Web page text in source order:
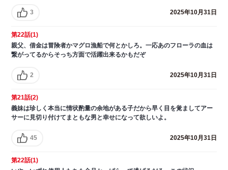
3 2025年10月31日
第22話(1)
親父、借金は冒険者かマグロ漁船で何とかしろ。一応あのフローラの血は
繋がってるからそっち方面で活躍出来るかもだぞ
2 2025年10月31日
第21話(2)
義妹は珍しく本当に情状酌量の余地がある子だから早く目を覚ましてアー
サーに見切り付けてまともな男と幸せになって欲しいよ。
45 2025年10月31日
第22話(1)